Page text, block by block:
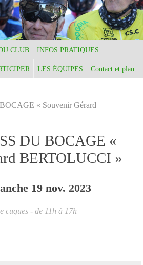
CLUB INFOS PRATIQUES
LES ÉQUIPES Contact et plan
« Souvenir Gérard
DU BOCAGE «
BERTOLUCCI »
19 nov. 2023
cuques - de 11h à 17h